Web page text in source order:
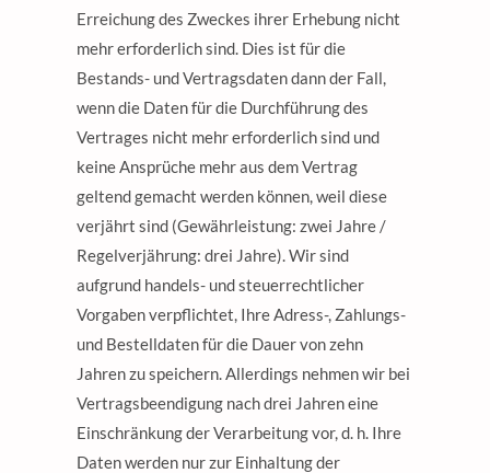
Erreichung des Zweckes ihrer Erhebung nicht
mehr erforderlich sind. Dies ist für die
Bestands- und Vertragsdaten dann der Fall,
wenn die Daten für die Durchführung des
Vertrages nicht mehr erforderlich sind und
keine Ansprüche mehr aus dem Vertrag
geltend gemacht werden können, weil diese
verjährt sind (Gewährleistung: zwei Jahre /
Regelverjährung: drei Jahre). Wir sind
aufgrund handels- und steuerrechtlicher
Vorgaben verpflichtet, Ihre Adress-, Zahlungs-
und Bestelldaten für die Dauer von zehn
Jahren zu speichern. Allerdings nehmen wir bei
Vertragsbeendigung nach drei Jahren eine
Einschränkung der Verarbeitung vor, d. h. Ihre
Daten werden nur zur Einhaltung der